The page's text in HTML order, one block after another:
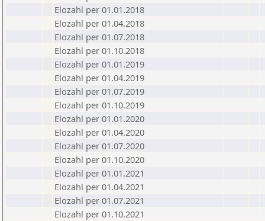
Elozahl per 01.01.2018
Elozahl per 01.04.2018
Elozahl per 01.07.2018
Elozahl per 01.10.2018
Elozahl per 01.01.2019
Elozahl per 01.04.2019
Elozahl per 01.07.2019
Elozahl per 01.10.2019
Elozahl per 01.01.2020
Elozahl per 01.04.2020
Elozahl per 01.07.2020
Elozahl per 01.10.2020
Elozahl per 01.01.2021
Elozahl per 01.04.2021
Elozahl per 01.07.2021
Elozahl per 01.10.2021